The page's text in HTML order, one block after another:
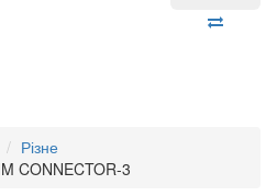
Різне
CONNECTOR-3